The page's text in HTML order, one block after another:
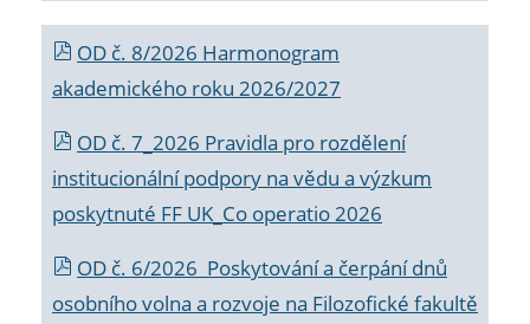
OD č. 8/2026 Harmonogram
akademického roku 2026/2027
OD č. 7_2026 Pravidla pro rozdělení
institucionální podpory na vědu a výzkum
poskytnuté FF UK_Co operatio 2026
OD č. 6/2026 Poskytování a čerpání dnů
osobního volna a rozvoje na Filozofické fakultě